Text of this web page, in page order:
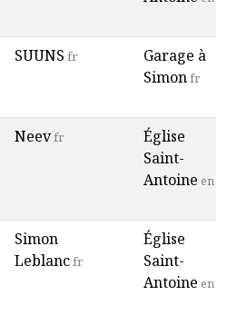
SUUNS fr
Garage à
Simonfr
Neevfr
Église
Saint-
Antoine en
Simon
Leblancfr
Église
Saint-
Antoine en